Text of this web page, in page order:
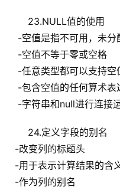
23.NULL值的使用
-空值是指不可用，未分
-空值不等于零或空格
-任意类型都可以支持空
-包含空值的任何算术表
-字符串和null进行连接
24.定义字段的别名
-改变列的标题头
-用于表示计算结果的含
-作为列的别名